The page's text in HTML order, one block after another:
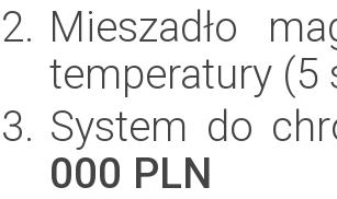
Mieszadło
temperatury
System do
000 PLN